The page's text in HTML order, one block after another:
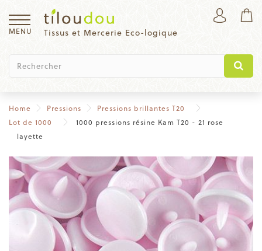
Tissus et Mercerie Eco-logique
MENU
Home Pressions
Pressions brillantes T20
Lot de 1000
1000 pressions résine Kam T20 - 21 rose
layette